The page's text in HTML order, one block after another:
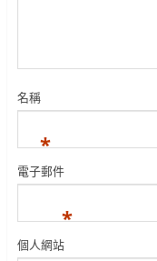
名稱
*
電子郵件
*
個人網站